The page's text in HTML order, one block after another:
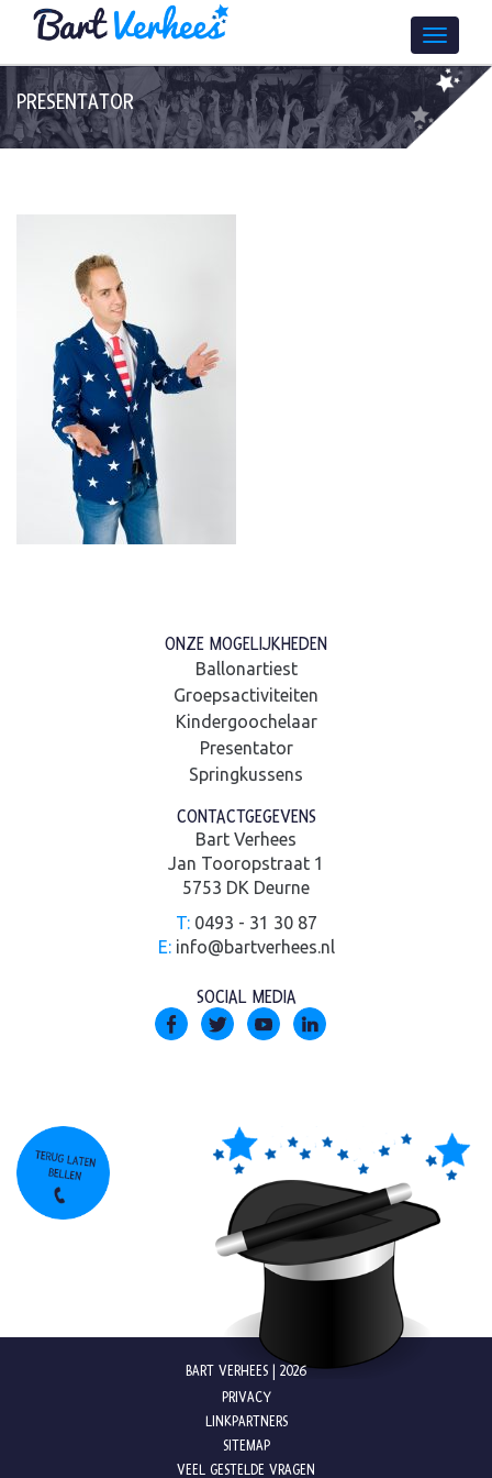
PRESENTATOR
ONZE MOGELIJKHEDEN
Ballonartiest
Groepsactiviteiten
Kindergoochelaar
Presentator
Springkussens
CONTACTGEGEVENS
Bart Verhees
Jan Tooropstraat 1
5753 DK Deurne
T:0493 - 31 30 87
E: info@bartverhees.nl
SOCIAL MEDIA
BART VERHEES | 2026
PRIVACY
LINKPARTNERS
SITEMAP
VEEL GESTELDE VRAGEN